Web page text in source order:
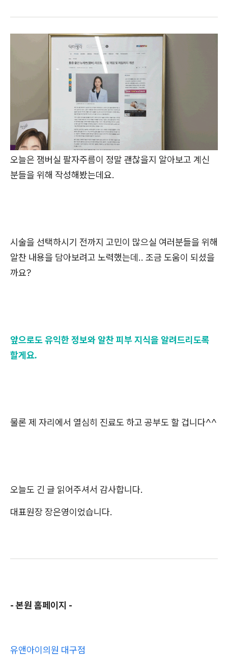
오늘은 잼버실 팔자주름이 정말 괜찮을지 알아보고 계신
분들을 위해 작성해봤는데요.
시술을 선택하시기 전까지 고민이 많으실 여러분들을 위해
알찬 내용을 담아보려고 노력했는데.. 조금 도움이 되셨을
까요?
앞으로도 유익한 정보와 알찬 피부 지식을 알려드리도록
할게요.
물론 제 자리에서 열심히 진료도 하고 공부도 할 겁니다^^
오늘도 긴 글 읽어주셔서 감사합니다.
대표원장 장은영이었습니다.
- 본원 홈페이지 -
유앤아이의원 대구점